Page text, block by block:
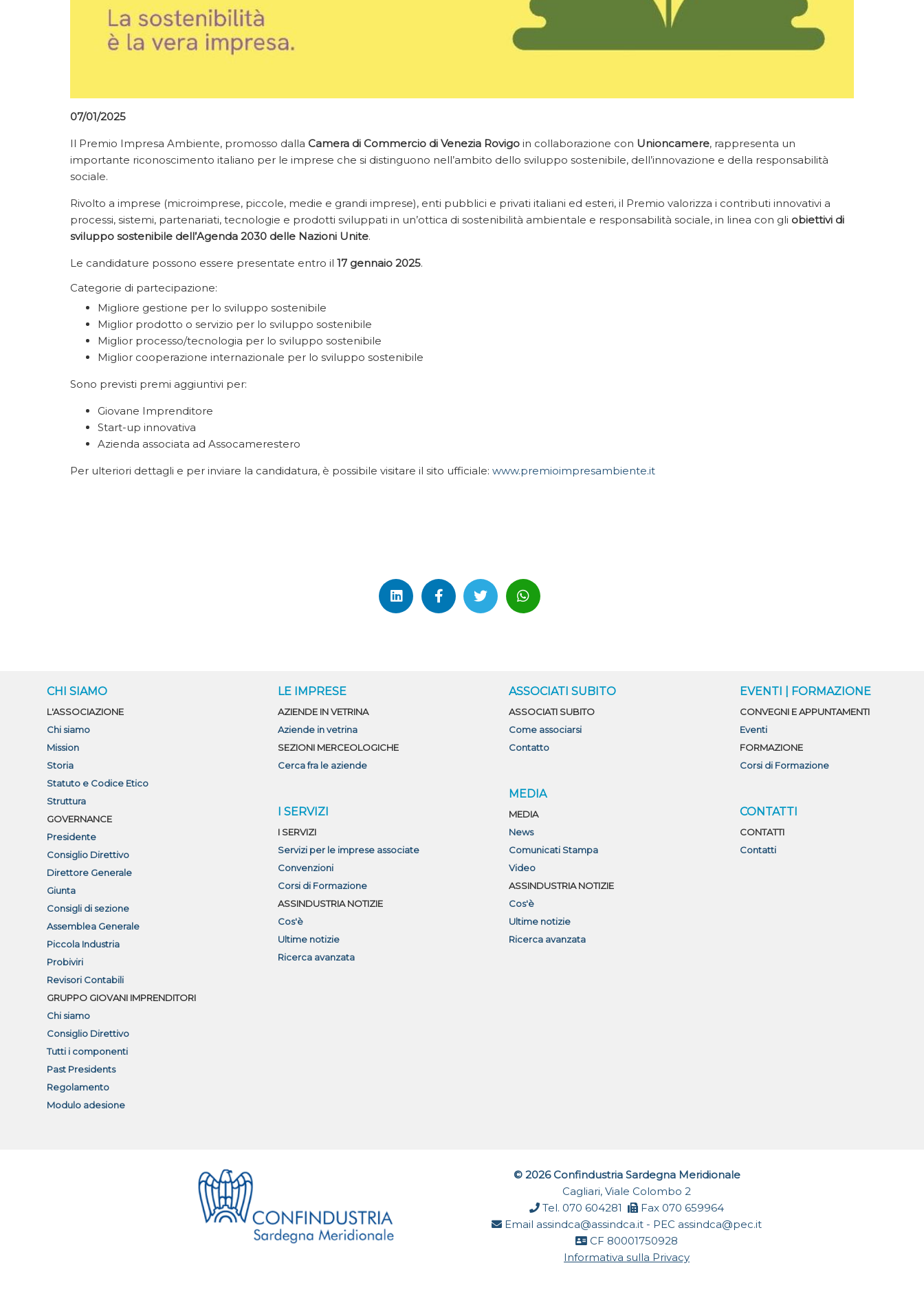
07/01/2025
Il Premio Impresa Ambiente, promosso dalla Camera di Commercio di Venezia Rovigo in collaborazione con Unioncamere, rappresenta un
importante riconoscimento italiano per le imprese che si distinguono nell’ambito dello sviluppo sostenibile, dell’innovazione e della responsabilità
sociale.
Rivolto a imprese (microimprese, piccole, medie e grandi imprese), enti pubblici e privati italiani ed esteri, il Premio valorizza i contributi innovativi a
processi, sistemi, partenariati, tecnologie e prodotti sviluppati in un’ottica di sostenibilità ambientale e responsabilità sociale, in linea con gli obiettivi di
sviluppo sostenibile dell’Agenda 2030 delle Nazioni Unite.
Le candidature possono essere presentate entro il 17 gennaio 2025.
Categorie di partecipazione:
Migliore gestione per lo sviluppo sostenibile
Miglior prodotto o servizio per lo sviluppo sostenibile
Miglior processo/tecnologia per lo sviluppo sostenibile
Miglior cooperazione internazionale per lo sviluppo sostenibile
Sono previsti premi aggiuntivi per:
Giovane Imprenditore
Start-up innovativa
Azienda associata ad Assocamerestero
Per ulteriori dettagli e per inviare la candidatura, è possibile visitare il sito ufficiale: www.premioimpresambiente.it
CHI SIAMO
L'ASSOCIAZIONE
Chi siamo
Mission
Storia
Statuto e Codice Etico
Struttura
GOVERNANCE
Presidente
Consiglio Direttivo
Direttore Generale
Giunta
Consigli di sezione
Assemblea Generale
Piccola Industria
Probiviri
Revisori Contabili
GRUPPO GIOVANI IMPRENDITORI
Chi siamo
Consiglio Direttivo
Tutti i componenti
Past Presidents
Regolamento
Modulo adesione
LE IMPRESE
AZIENDE IN VETRINA
Aziende in vetrina
SEZIONI MERCEOLOGICHE
Cerca fra le aziende
I SERVIZI
I SERVIZI
Servizi per le imprese associate
Convenzioni
Corsi di Formazione
ASSINDUSTRIA NOTIZIE
Cos'è
Ultime notizie
Ricerca avanzata
ASSOCIATI SUBITO
ASSOCIATI SUBITO
Come associarsi
Contatto
MEDIA
MEDIA
News
Comunicati Stampa
Video
ASSINDUSTRIA NOTIZIE
Cos'è
Ultime notizie
Ricerca avanzata
EVENTI | FORMAZIONE
CONVEGNI E APPUNTAMENTI
Eventi
FORMAZIONE
Corsi di Formazione
CONTATTI
CONTATTI
Contatti
© 2026 Confindustria Sardegna Meridionale
Cagliari, Viale Colombo 2
Tel. 070 604281
Fax 070 659964
Email assindca@assindca.it - PEC assindca@pec.it
CF 80001750928
Informativa sulla Privacy